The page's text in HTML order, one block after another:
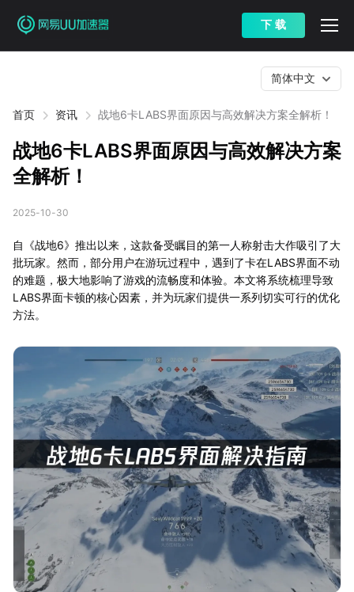
下 载
首页 资讯 战地6卡LABS界面原因与高效解决方案全解析！
简体中文
战地6卡LABS界面原因与高效解决方案
全解析！
2025-10-30
自《战地6》推出以来，这款备受瞩目的第一人称射击大作吸引了大
批玩家。然而，部分用户在游玩过程中，遇到了卡在LABS界面不动
的难题，极大地影响了游戏的流畅度和体验。本文将系统梳理导致
LABS界面卡顿的核心因素，并为玩家们提供一系列切实可行的优化
方法。